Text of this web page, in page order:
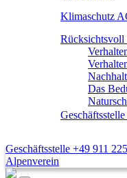
Klimaschutz
Das
Geschäftsstelle
Geschäftsstelle +49 911
Alpenverein